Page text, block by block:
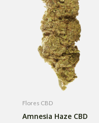
Flores CBD
Amnesia Haze CBD